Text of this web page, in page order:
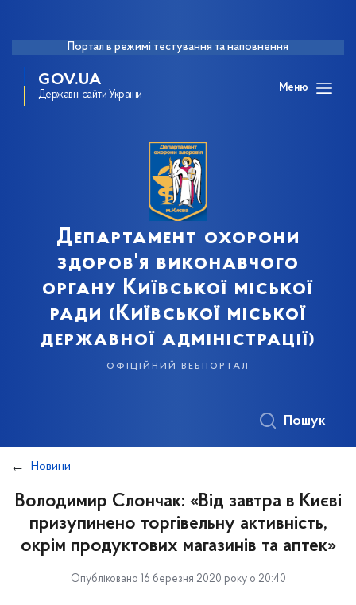
Портал в режимі тестування та наповнення
GOV.UA
Державні сайти України
Меню
Департамент охорони
здоров'я виконавчого
органу Київської міської
ради (Київської міської
державної адміністрації)
офіційний вебпортал
Пошук
Новини
Володимир Слончак: «Від завтра в Києві
призупинено торгівельну активність,
окрім продуктових магазинів та аптек»
Опубліковано 16 березня 2020 року о 20:40